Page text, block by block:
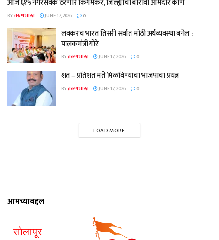
आज ६१५ नगरसेवक ठरणार किंगमेकर, जिल्ह्याचा बारावा आमदार कोण
BYतरुण भारत JUNE 17, 2026 0
लवकरच भारत तिसरी सर्वात मोठी अर्थव्यवस्था बनेल :
पालकमंत्री गोरे
BYतरुण भारत JUNE 17, 2026 0
शत – प्रतिशत मते मिळविण्याचा भाजपाचा प्रयत्न
BYतरुण भारत JUNE 17, 2026 0
LOAD MORE
आमच्याबद्दल